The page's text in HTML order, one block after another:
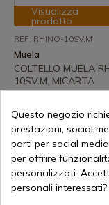
Visualizza
prodotto
REF: RHINO-10SV.M
Muela
COLTELLO MUELA
10SV.M. MICARTA
126,48 €
Questo negozio
prestazioni, social
parti per social
per offrire
personalizzati.
personali interessati?